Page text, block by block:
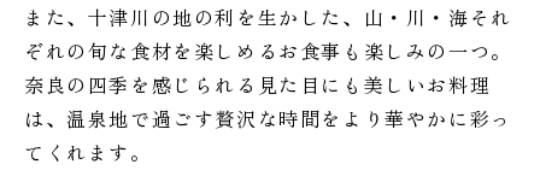
また、十津川の地の利を生かした、山・川・海それ
ぞれの旬な食材を楽しめるお食事も楽しみの一つ。
奈良の四季を感じられる見た目にも美しいお料理
は、温泉地で過ごす贅沢な時間をより華やかに彩っ
てくれます。